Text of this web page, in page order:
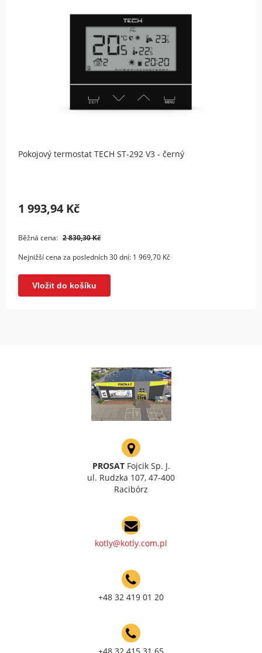
Pokojový termostat TECH ST-292 V3 - černý
1 993,94 Kč
Běžná cena: 2 830,30 Kč
Nejnižší cena za posledních 30 dní: 1 969,70 Kč
Vložit do košíku
PROSATFojcik Sp. J.
ul. Rudzka 107, 47-400
Racibórz
kotly@kotly.com.pl
+48 32 419 01 20